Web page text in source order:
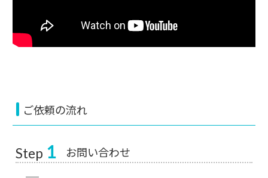
ご依頼の流れ
Step 1 お問い合わせ